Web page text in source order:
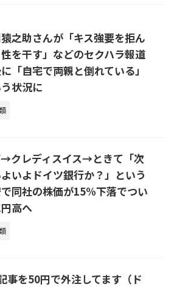
之助さんが「キス強要を拒ん
を干す」などのセクハラ報道
「自宅で両親と倒れている」
状況に
クレディスイス→ときて「次
いよドイツ銀行か？」という
同社の株価が15%下落でつい
高へ
事を50円で外注してます（ド